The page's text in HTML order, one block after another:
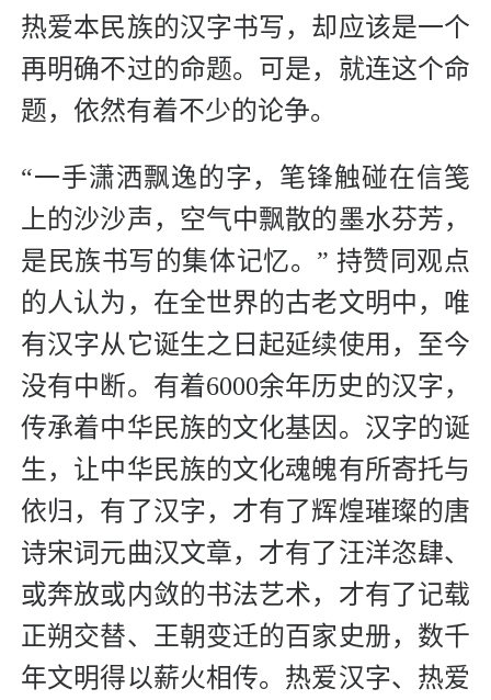
热爱本民族的汉字书写，却应该是一个
再明确不过的命题。可是，就连这个命
题，依然有着不少的论争。
“一手潇洒飘逸的字，笔锋触碰在信笺
上的沙沙声，空气中飘散的墨水芬芳，
是民族书写的集体记忆。” 持赞同观点
的人认为，在全世界的古老文明中，唯
有汉字从它诞生之日起延续使用，至今
没有中断。有着6000余年历史的汉字，
传承着中华民族的文化基因。汉字的诞
生，让中华民族的文化魂魄有所寄托与
依归，有了汉字，才有了辉煌璀璨的唐
诗宋词元曲汉文章，才有了汪洋恣肆、
或奔放或内敛的书法艺术，才有了记载
正朔交替、王朝变迁的百家史册，数千
年文明得以薪火相传。热爱汉字、热爱